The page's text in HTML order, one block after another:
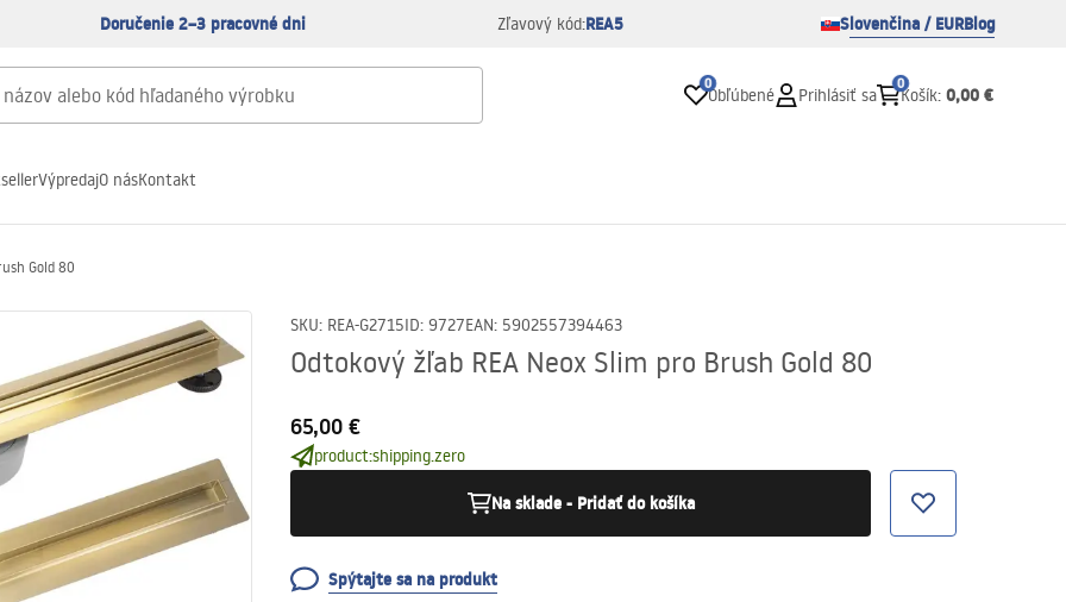
Doručenie 2–3 pracovné dni Zľavový kód:REA5 Slovenčina / EURBlog
0
Obľúbené Prihlásiť sa
0
Košík: 0,00 €
VýpredajO násKontakt
Gold 80
SKU: REA-G2715ID: 9727EAN: 5902557394463
Odtokový žľab REA Neox Slim pro Brush Gold 80
65,00 €
product:shipping.zero
Na sklade - Pridať do košíka
Spýtajte sa na produkt